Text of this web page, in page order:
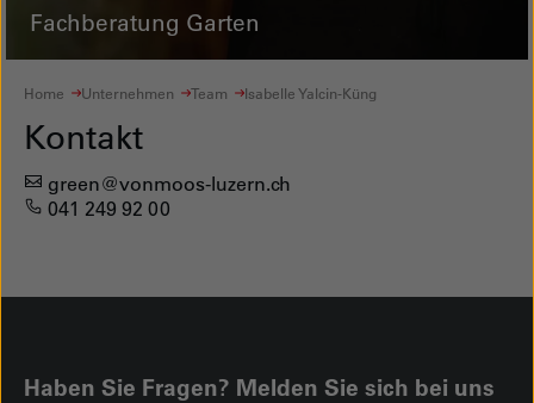
Fachberatung Garten
Home Unternehmen Team Isabelle Yalcin-Küng
Kontakt
green@vonmoos-luzern.ch
041 249 92 00
Haben Sie Fragen? Melden Sie sich bei uns